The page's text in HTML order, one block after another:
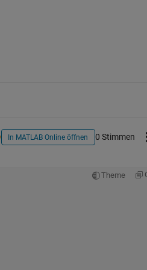
In MATLAB Online öffnen 0 Stimmen
Theme